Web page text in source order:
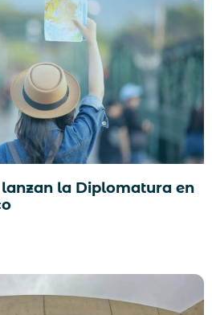
la Diplomatura en